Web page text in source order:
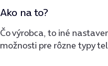
Ako na to?
Čo výrobca, to iné
možnosti pre rôzne typy